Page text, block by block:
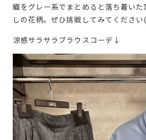
織をグレー系でまとめると落ち着いた
しの花柄。ぜひ挑戦してみてくださ
涼感サラサラブラウスコーデ↓